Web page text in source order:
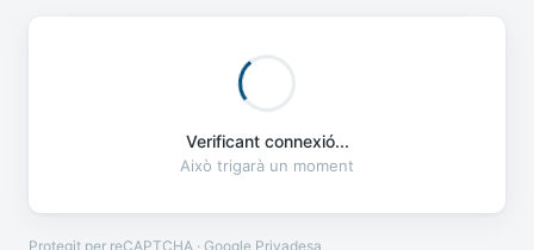
Verificant connexió...
Això trigarà un moment
Protegit per reCAPTCHA · Google Privadesa